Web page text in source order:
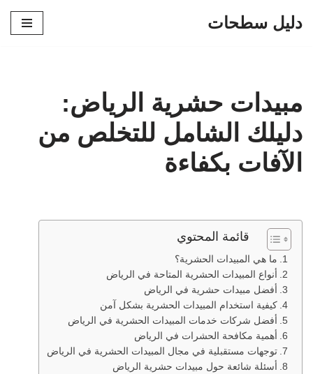
دليل سطحات
مبيدات حشرية الرياض:
دليلك الشامل للتخلص من
الآفات بكفاءة
قائمة المحتوي
ما هي المبيدات الحشرية؟
أنواع المبيدات الحشرية المتاحة في الرياض
أفضل مبيدات حشرية في الرياض
كيفية استخدام المبيدات الحشرية بشكل آمن
أفضل شركات خدمات المبيدات الحشرية في الرياض
أهمية مكافحة الحشرات في الرياض
توجهات مستقبلية في مجال المبيدات الحشرية في الرياض
أسئلة شائعة حول مبيدات حشرية الرياض